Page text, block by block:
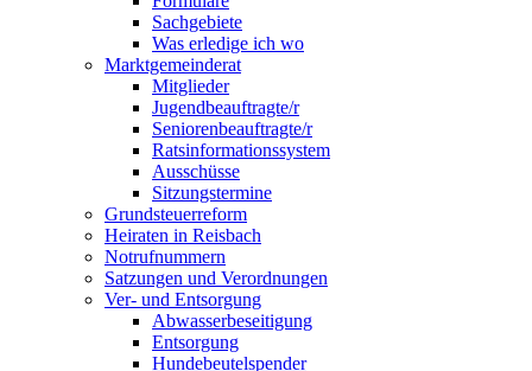
Sachgebiete
Was erledige ich wo
Marktgemeinderat
Mitglieder
Jugendbeauftragte/r
Seniorenbeauftragte/r
Ratsinformationssystem
Ausschüsse
Sitzungstermine
Grundsteuerreform
Heiraten in Reisbach
Notrufnummern
Satzungen und Verordnungen
Ver- und Entsorgung
Abwasserbeseitigung
Entsorgung
Hundebeutelspender